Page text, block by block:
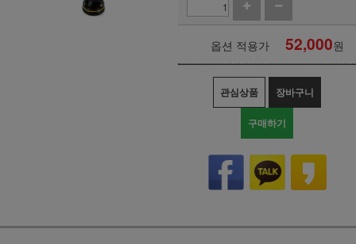
옵션 적용가 52,000원
관심상품 장바구니
구매하기